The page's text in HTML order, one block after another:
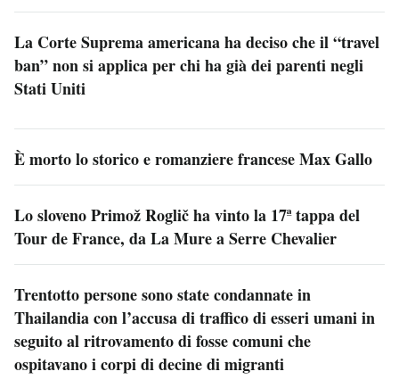
La Corte Suprema americana ha deciso che il “travel
ban” non si applica per chi ha già dei parenti negli
Stati Uniti
È morto lo storico e romanziere francese Max Gallo
Lo sloveno Primož Roglič ha vinto la 17ª tappa del
Tour de France, da La Mure a Serre Chevalier
Trentotto persone sono state condannate in
Thailandia con l’accusa di traffico di esseri umani in
seguito al ritrovamento di fosse comuni che
ospitavano i corpi di decine di migranti